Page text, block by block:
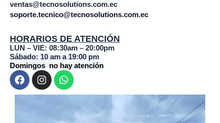
ventas@tecnosolutions.com.ec
soporte.tecnico@tecnosolutions.com.ec
HORARIOS DE ATENCIÓN
LUN – VIE: 08:30am – 20:00pm
Sábado: 10 am a 19:00 pm
Domingos no hay atención
F
a
c
I
n
s
W
h
a